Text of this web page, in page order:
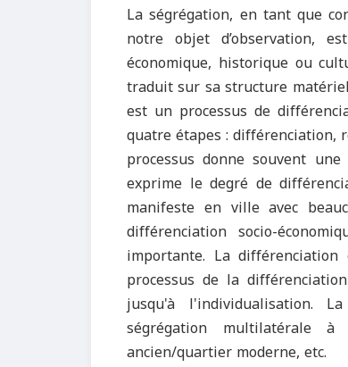
La ségrégation, en tant que
notre objet d’observation,
économique, historique ou
traduit sur sa structure
est un processus de
quatre étapes : différenciation,
processus donne souvent
exprime le degré de
manifeste en ville avec
différenciation socio-
importante. La
processus de la
jusqu'à l'individualisation.
ségrégation multilatérale à
ancien/quartier moderne, etc.